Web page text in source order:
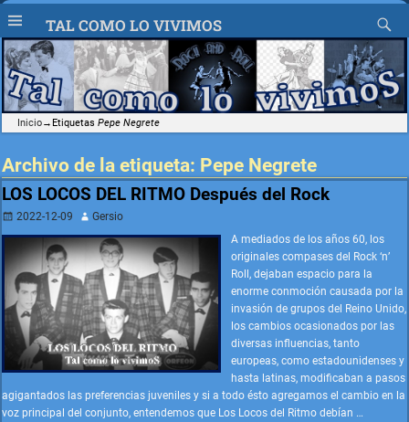
TAL COMO LO VIVIMOS
Inicio→EtiquetasPepe Negrete
Archivo de la etiqueta: Pepe Negrete
LOS LOCOS DEL RITMO Después del Rock
2022-12-09
Gersio
A mediados de los años 60, los
originales compases del Rock ‘n’
Roll, dejaban espacio para la
enorme conmoción causada por la
invasión de grupos del Reino Unido,
los cambios ocasionados por las
diversas influencias, tanto
europeas, como estadounidenses y
hasta latinas, modificaban a pasos
agigantados las preferencias juveniles y si a todo ésto agregamos el cambio en la
voz principal del conjunto, entendemos que Los Locos del Ritmo debían …